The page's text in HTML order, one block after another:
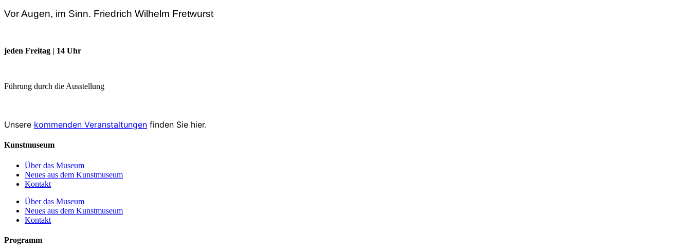
Vor Augen, im Sinn. Friedrich Wilhelm Fretwurst
jeden Freitag | 14 Uhr
Führung durch die Ausstellung
Unsere kommenden Veranstaltungen finden Sie hier.
Kunstmuseum
Über das Museum
Neues aus dem Kunstmuseum
Kontakt
Über das Museum
Neues aus dem Kunstmuseum
Kontakt
Programm